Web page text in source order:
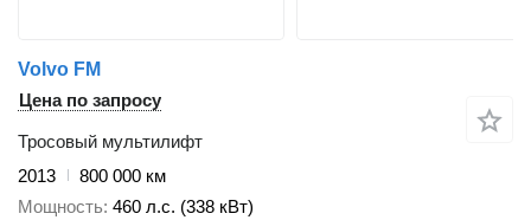
Volvo FM
Цена по запросу
Тросовый мультилифт
2013
800 000 км
Мощность 460 л.с. (338 кВт)